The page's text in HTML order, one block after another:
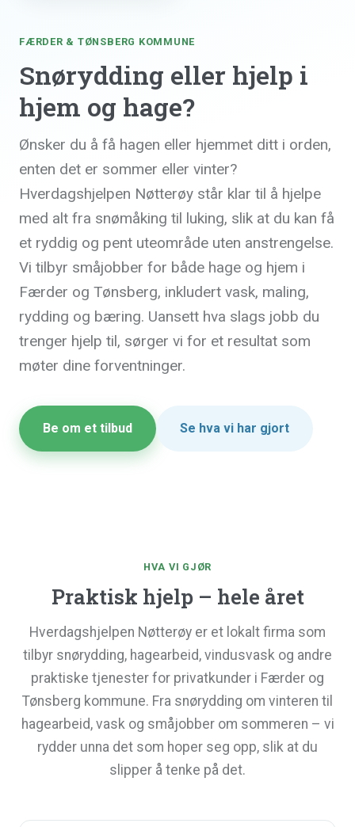
FÆRDER & TØNSBERG KOMMUNE
Snørydding eller hjelp i
hjem og hage?
Ønsker du å få hagen eller hjemmet ditt i orden,
enten det er sommer eller vinter?
Hverdagshjelpen Nøtterøy står klar til å hjelpe
med alt fra snømåking til luking, slik at du kan få
et ryddig og pent uteområde uten anstrengelse.
Vi tilbyr småjobber for både hage og hjem i
Færder og Tønsberg, inkludert vask, maling,
rydding og bæring. Uansett hva slags jobb du
trenger hjelp til, sørger vi for et resultat som
møter dine forventninger.
Be om et tilbud Se hva vi har gjort
HVA VI GJØR
Praktisk hjelp – hele året
Hverdagshjelpen Nøtterøy er et lokalt firma som
tilbyr snørydding, hagearbeid, vindusvask og andre
praktiske tjenester for privatkunder i Færder og
Tønsberg kommune. Fra snørydding om vinteren til
hagearbeid, vask og småjobber om sommeren – vi
rydder unna det som hoper seg opp, slik at du
slipper å tenke på det.